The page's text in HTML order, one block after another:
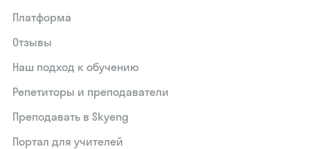
Платформа
Отзывы
Наш подход к обучению
Репетиторы и преподаватели
Преподавать в Skyeng
Портал для учителей